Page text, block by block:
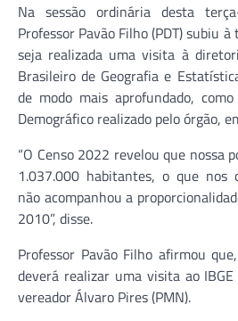
Na sessão ordinária desta
Professor Pavão Filho (PDT) subiu
seja realizada uma visita à
Brasileiro de Geografia e
de modo mais aprofundado,
Demográfico realizado pelo órgão,
“O Censo 2022 revelou que nossa
1.037.000 habitantes, o que nos
não acompanhou a
2010”, disse.
Professor Pavão Filho afirmou
deverá realizar uma visita ao
vereador Álvaro Pires (PMN).